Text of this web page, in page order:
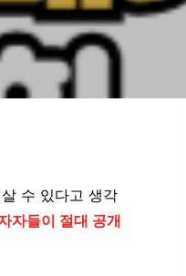
수 있다고 생각
자들이 절대 공개